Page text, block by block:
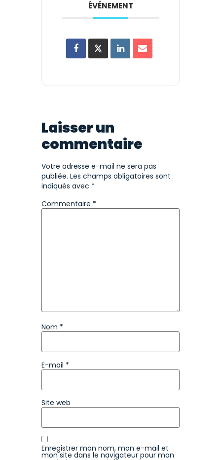
ÉVÉNEMENT
Laisser un
commentaire
Votre adresse e-mail ne sera pas
publiée. Les champs obligatoires sont
indiqués avec *
Commentaire *
Nom *
E-mail *
Site web
Enregistrer mon nom, mon e-mail et
mon site dans le navigateur pour mon